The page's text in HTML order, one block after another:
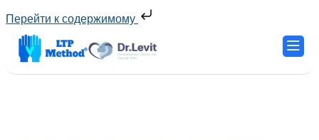
Перейти к содержимому